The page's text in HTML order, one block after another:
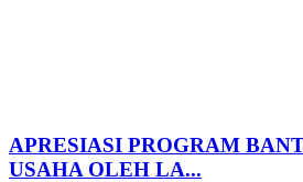
APRESIASI PROGRAM
USAHA OLEH LA...